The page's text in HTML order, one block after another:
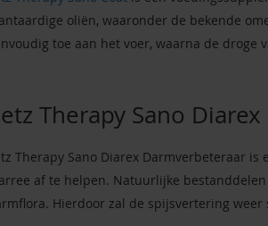
oliën, waaronder de bekende
toe aan het voer, waarna de
Therapy Sano
Therapy Sano Diarex Darmverbeteraar
af te helpen. Natuurlijke
Hierdoor zal de spijsvertering weer